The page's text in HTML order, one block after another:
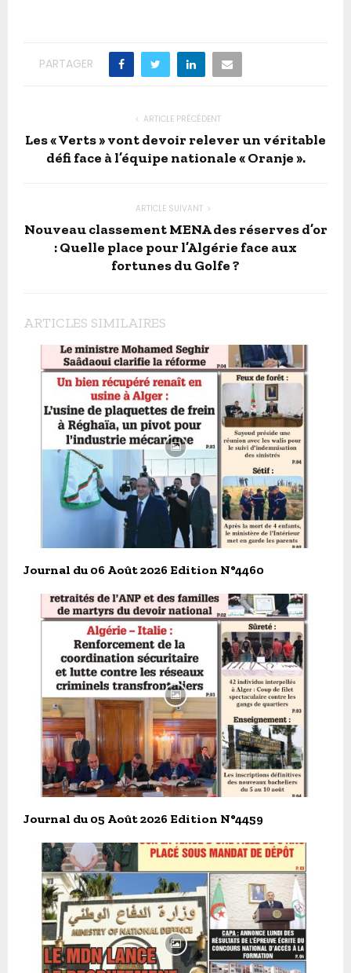
PARTAGER
ARTICLE PRÉCÉDENT
Les « Verts » vont devoir relever un véritable
défi face à l’équipe nationale « Oranje ».
ARTICLE SUIVANT
Nouveau classement MENA des réserves d’or
: Quelle place pour l’Algérie face aux
fortunes du Golfe ?
ARTICLES SIMILAIRES
Journal du 06 Août 2026 Edition N°4460
Journal du 05 Août 2026 Edition N°4459